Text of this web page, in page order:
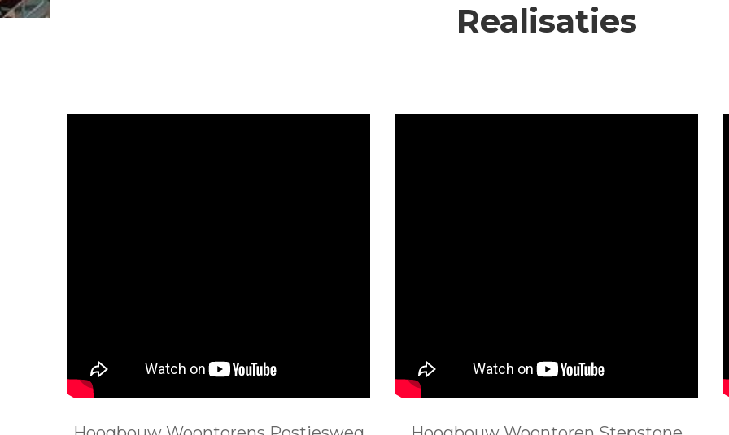
Realisaties